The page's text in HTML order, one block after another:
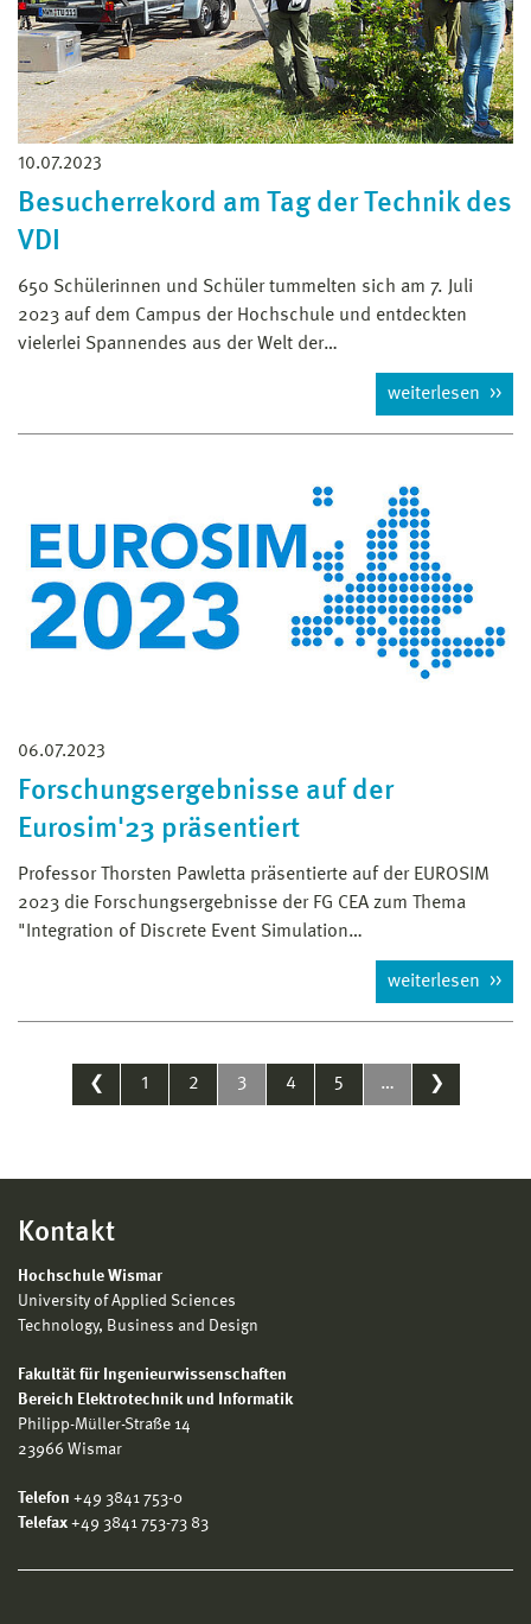
10.07.2023
Besucherrekord am Tag der Technik des
VDI
650 Schülerinnen und Schüler tummelten sich am 7. Juli
2023 auf dem Campus der Hochschule und entdeckten
vielerlei Spannendes aus der Welt der…
weiterlesen
06.07.2023
Forschungsergebnisse auf der
Eurosim'23 präsentiert
Professor Thorsten Pawletta präsentierte auf der EUROSIM
2023 die Forschungsergebnisse der FG CEA zum Thema
"Integration of Discrete Event Simulation…
weiterlesen
❮ 1 2 3 4 5 … ❯
Kontakt
Hochschule Wismar
University of Applied Sciences
Technology, Business and Design
Fakultät für Ingenieurwissenschaften
Bereich Elektrotechnik und Informatik
Philipp-Müller-Straße 14
23966 Wismar
Telefon +49 3841 753-0
Telefax +49 3841 753-73 83